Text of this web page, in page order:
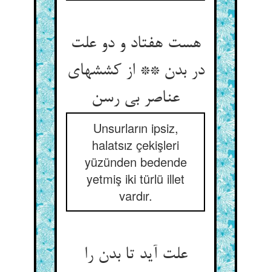
هست هفتاد و دو علت
در بدن ** از کششهای
عناصر بی رسن
Unsurların ipsiz,
halatsız çekişleri
yüzünden bedende
yetmiş iki türlü illet
vardır.
علت آید تا بدن را